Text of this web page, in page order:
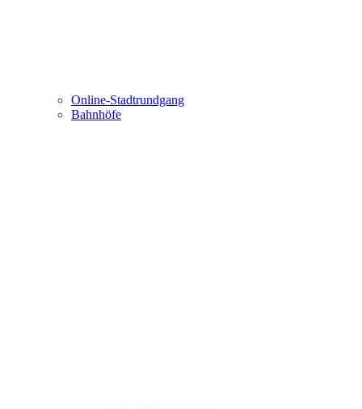
Online-Stadtrundgang
Bahnhöfe